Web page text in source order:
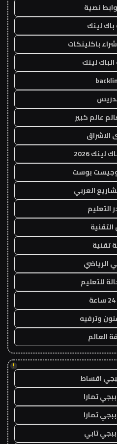
نصية
باك لينك
باكلينكات
الباك لينك
عالم كبير
الاشراق
لينك 2026
وجيست بوست
العربي
التعليم
تقنية
الرياضي
للتعليم
وترفيه
العالم
!
اقساط
تمارا
تمارا
تابي